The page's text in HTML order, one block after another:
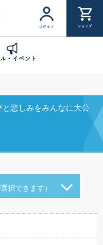
ログイン ショップ
・イベント
悲しみをみんなに大公
択できます）